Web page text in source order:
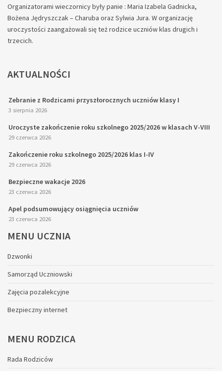
Organizatorami wieczornicy były panie : Maria Izabela Gadnicka,
Bożena Jędryszczak – Charuba oraz Sylwia Jura. W organizację
uroczystości zaangażowali się też rodzice uczniów klas drugich i
trzecich.
AKTUALNOŚCI
Zebranie z Rodzicami przyszłorocznych uczniów klasy I
3 sierpnia 2026
Uroczyste zakończenie roku szkolnego 2025/2026 w klasach V-VIII
29 czerwca 2026
Zakończenie roku szkolnego 2025/2026 klas I-IV
29 czerwca 2026
Bezpieczne wakacje 2026
23 czerwca 2026
Apel podsumowujący osiągnięcia uczniów
23 czerwca 2026
MENU UCZNIA
Dzwonki
Samorząd Uczniowski
Zajęcia pozalekcyjne
Bezpieczny internet
MENU RODZICA
Rada Rodziców